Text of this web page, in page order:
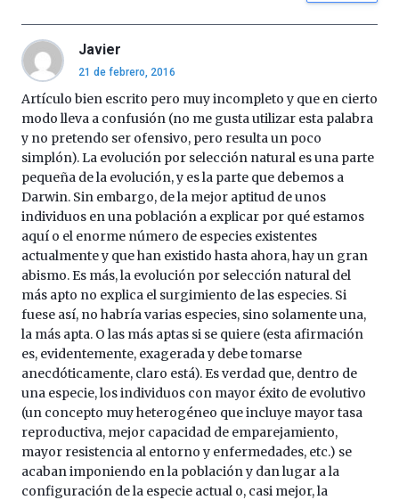
Javier
21 de febrero, 2016
Artículo bien escrito pero muy incompleto y que en cierto
modo lleva a confusión (no me gusta utilizar esta palabra
y no pretendo ser ofensivo, pero resulta un poco
simplón). La evolución por selección natural es una parte
pequeña de la evolución, y es la parte que debemos a
Darwin. Sin embargo, de la mejor aptitud de unos
individuos en una población a explicar por qué estamos
aquí o el enorme número de especies existentes
actualmente y que han existido hasta ahora, hay un gran
abismo. Es más, la evolución por selección natural del
más apto no explica el surgimiento de las especies. Si
fuese así, no habría varias especies, sino solamente una,
la más apta. O las más aptas si se quiere (esta afirmación
es, evidentemente, exagerada y debe tomarse
anecdóticamente, claro está). Es verdad que, dentro de
una especie, los individuos con mayor éxito de evolutivo
(un concepto muy heterogéneo que incluye mayor tasa
reproductiva, mejor capacidad de emparejamiento,
mayor resistencia al entorno y enfermedades, etc.) se
acaban imponiendo en la población y dan lugar a la
configuración de la especie actual o, casi mejor, la